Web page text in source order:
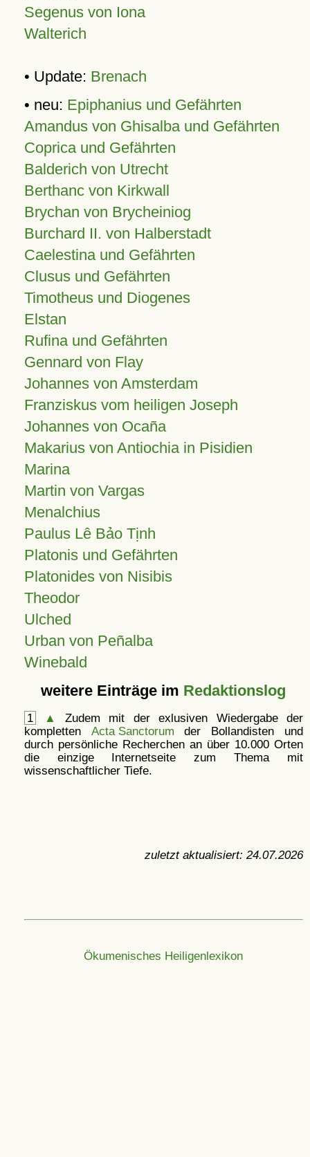
Segenus von Iona
Walterich
• Update: Brenach
• neu: Epiphanius und Gefährten
Amandus von Ghisalba und Gefährten
Coprica und Gefährten
Balderich von Utrecht
Berthanc von Kirkwall
Brychan von Brycheiniog
Burchard II. von Halberstadt
Caelestina und Gefährten
Clusus und Gefährten
Timotheus und Diogenes
Elstan
Rufina und Gefährten
Gennard von Flay
Johannes von Amsterdam
Franziskus vom heiligen Joseph
Johannes von Ocaña
Makarius von Antiochia in Pisidien
Marina
Martin von Vargas
Menalchius
Paulus Lê Bảo Tịnh
Platonis und Gefährten
Platonides von Nisibis
Theodor
Ulched
Urban von Peñalba
Winebald
weitere Einträge im Redaktionslog
1 ▲
Zudem mit der exlusiven Wiedergabe der
kompletten Acta Sanctorum der Bollandisten und
durch persönliche Recherchen an über 10.000 Orten
die einzige Internetseite zum Thema mit
wissenschaftlicher Tiefe.
zuletzt aktualisiert: 24.07.2026
Ökumenisches Heiligenlexikon